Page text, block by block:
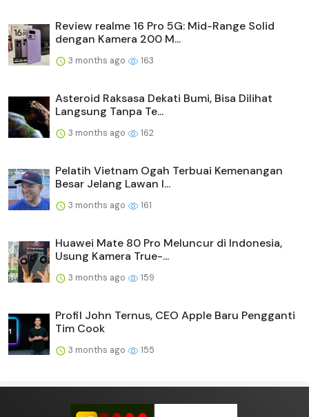
Review realme 16 Pro 5G: Mid-Range Solid
dengan Kamera 200 M...
3 months ago 163
Asteroid Raksasa Dekati Bumi, Bisa Dilihat
Langsung Tanpa Te...
3 months ago 162
Pelatih Vietnam Ogah Terbuai Kemenangan
Besar Jelang Lawan I...
3 months ago 161
Huawei Mate 80 Pro Meluncur di Indonesia,
Usung Kamera True-...
3 months ago 159
Profil John Ternus, CEO Apple Baru Pengganti
Tim Cook
3 months ago 155